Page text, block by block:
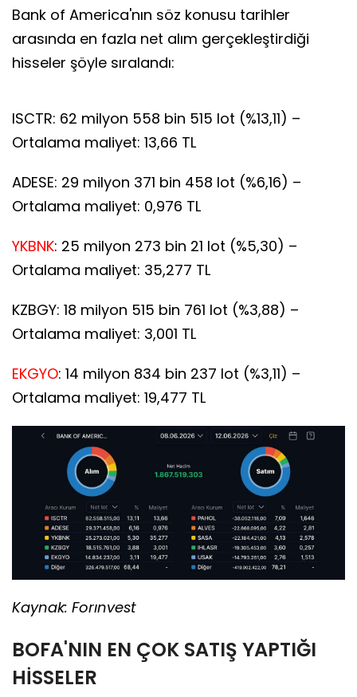
Bank of America'nın söz konusu tarihler
arasında en fazla net alım gerçekleştirdiği
hisseler şöyle sıralandı:
ISCTR: 62 milyon 558 bin 515 lot (%13,11) –
Ortalama maliyet: 13,66 TL
ADESE: 29 milyon 371 bin 458 lot (%6,16) –
Ortalama maliyet: 0,976 TL
YKBNK: 25 milyon 273 bin 21 lot (%5,30) –
Ortalama maliyet: 35,277 TL
KZBGY: 18 milyon 515 bin 761 lot (%3,88) –
Ortalama maliyet: 3,001 TL
EKGYO: 14 milyon 834 bin 237 lot (%3,11) –
Ortalama maliyet: 19,477 TL
Kaynak: Forınvest
BOFA'NIN EN ÇOK SATIŞ YAPTIĞI
HİSSELER